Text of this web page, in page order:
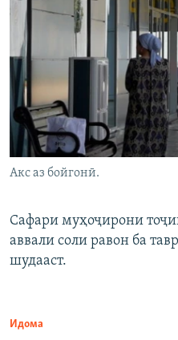
Акс аз бойгонӣ.
Сафари муҳоҷирони
аввали соли равон ба
шудааст.
Идома